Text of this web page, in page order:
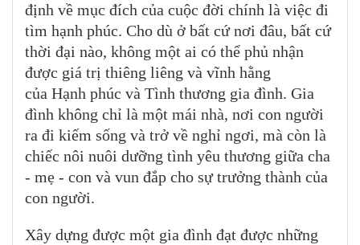
định về mục đích của cuộc đời chính là việc đi
tìm hạnh phúc. Cho dù ở bất cứ nơi đâu, bất cứ
thời đại nào, không một ai có thể phủ nhận
được giá trị thiêng liêng và vĩnh hằng
của Hạnh phúc và Tình thương gia đình. Gia
đình không chỉ là một mái nhà, nơi con người
ra đi kiếm sống và trở về nghỉ ngơi, mà còn là
chiếc nôi nuôi dưỡng tình yêu thương giữa cha
- mẹ - con và vun đắp cho sự trưởng thành của
con người.
Xây dựng được một gia đình đạt được những